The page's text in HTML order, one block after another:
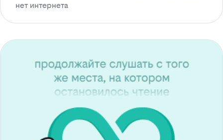
нет интернета